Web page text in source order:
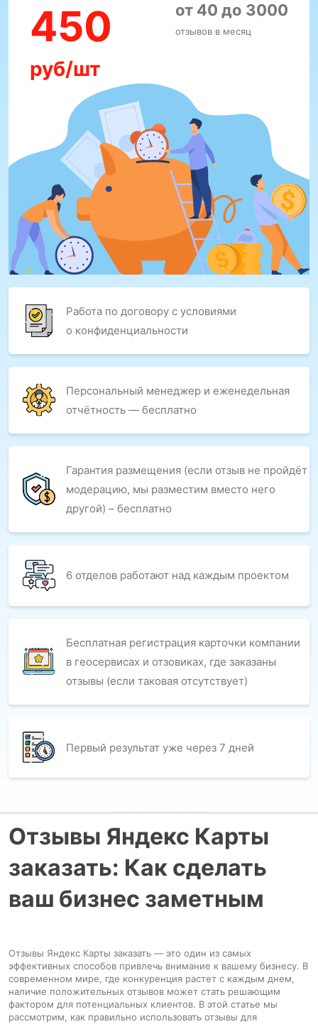
Работа по договору с условиями
о конфиденциальности
Персональный менеджер и еженедельная
отчётность — бесплатно
Гарантия размещения (если отзыв не пройдёт
модерацию, мы разместим вместо него
другой) – бесплатно
450
руб/шт
от 40 до 3000
отзывов в месяц
6 отделов работают над каждым проектом
Бесплатная регистрация карточки компании
в геосервисах и отзовиках, где заказаны
отзывы (если таковая отсутствует)
Первый результат уже через 7 дней
Отзывы Яндекс Карты
заказать: Как сделать
ваш бизнес заметным
Отзывы Яндекс Карты заказать — это один из самых
эффективных способов привлечь внимание к вашему бизнесу. В
современном мире, где конкуренция растет с каждым днем,
наличие положительных отзывов может стать решающим
фактором для потенциальных клиентов. В этой статье мы
рассмотрим, как правильно использовать отзывы для